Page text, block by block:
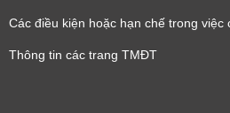
Các điều kiện hoặc hạn chế trong việc
Thông tin các trang TMĐT